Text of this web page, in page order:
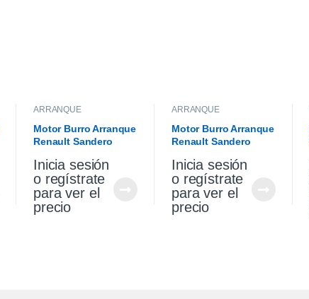
ARRANQUE
Motor Burro Arranque
Renault Sandero
Original
Inicia sesión
o regístrate
para ver el
precio
ARRANQUE
Motor Burro Arranque
Renault Sandero
Inicia sesión
o regístrate
para ver el
precio